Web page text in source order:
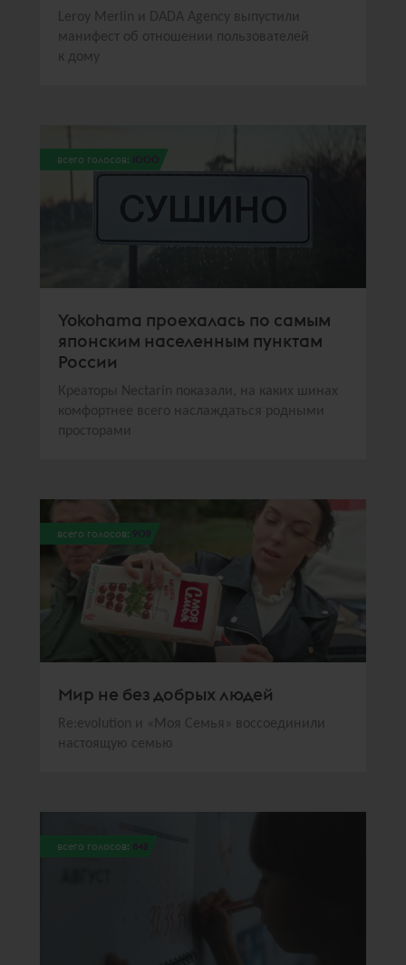
Leroy Merlin и DADA Agency выпустили
манифест об отношении пользователей
к дому
всего голосов: 1000
Yokohama проехалась по самым
японским населенным пунктам
России
Креаторы Nectarin показали, на каких шинах
комфортнее всего наслаждаться родными
просторами
всего голосов: 909
Мир не без добрых людей
Re:evolution и «Моя Семья» воссоединили
настоящую семью
всего голосов: 842